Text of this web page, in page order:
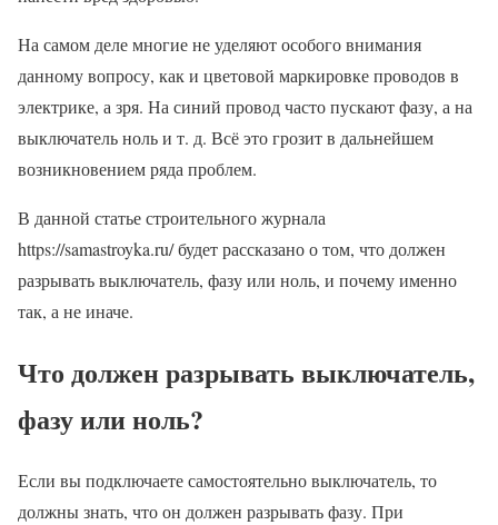
На самом деле многие не уделяют особого внимания
данному вопросу, как и цветовой маркировке проводов в
электрике, а зря. На синий провод часто пускают фазу, а на
выключатель ноль и т. д. Всё это грозит в дальнейшем
возникновением ряда проблем.
В данной статье строительного журнала
https://samastroyka.ru/ будет рассказано о том, что должен
разрывать выключатель, фазу или ноль, и почему именно
так, а не иначе.
Что должен разрывать выключатель,
фазу или ноль?
Если вы подключаете самостоятельно выключатель, то
должны знать, что он должен разрывать фазу. При